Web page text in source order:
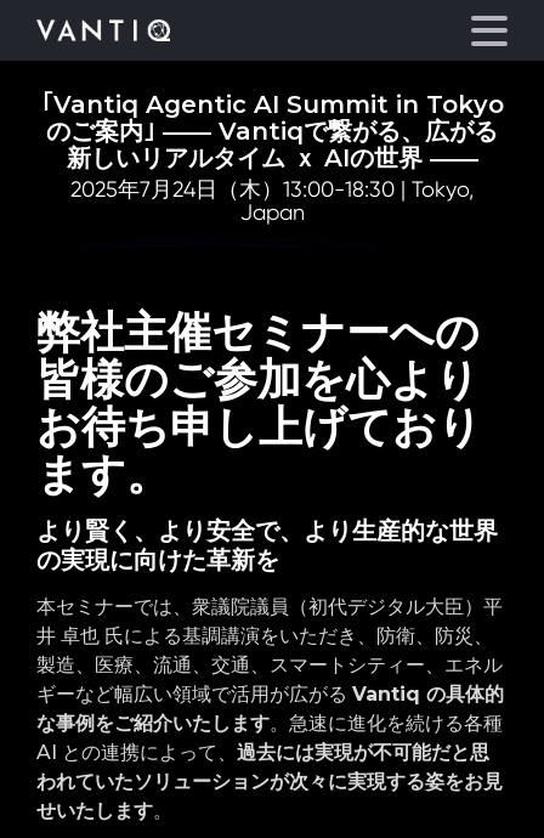
プラットフォーム
お役立ち情報
会社情報
言語
｢Vantiq Agentic AI Summit in Tokyo
のご案内｣ ―― Vantiqで繋がる、広がる
新しいリアルタイム ｘ AIの世界 ――
2025年7月24日（木）13:00-18:30 | Tokyo,
Japan
弊社主催セミナーへの
皆様のご参加を心より
お待ち申し上げており
ます。
より賢く、より安全で、より生産的な世界
の実現に向けた革新を
本セミナーでは、衆議院議員（初代デジタル大臣）平
井 卓也 氏による基調講演をいただき、防衛、防災、
製造、医療、流通、交通、スマートシティー、エネル
ギーなど幅広い領域で活⽤が広がる Vantiq の具体的
な事例をご紹介いたします。急速に進化を続ける各種
AI との連携によって、 過去には実現が不可能だと思
われていたソリューションが次々に実現する姿をお見
せいたします。